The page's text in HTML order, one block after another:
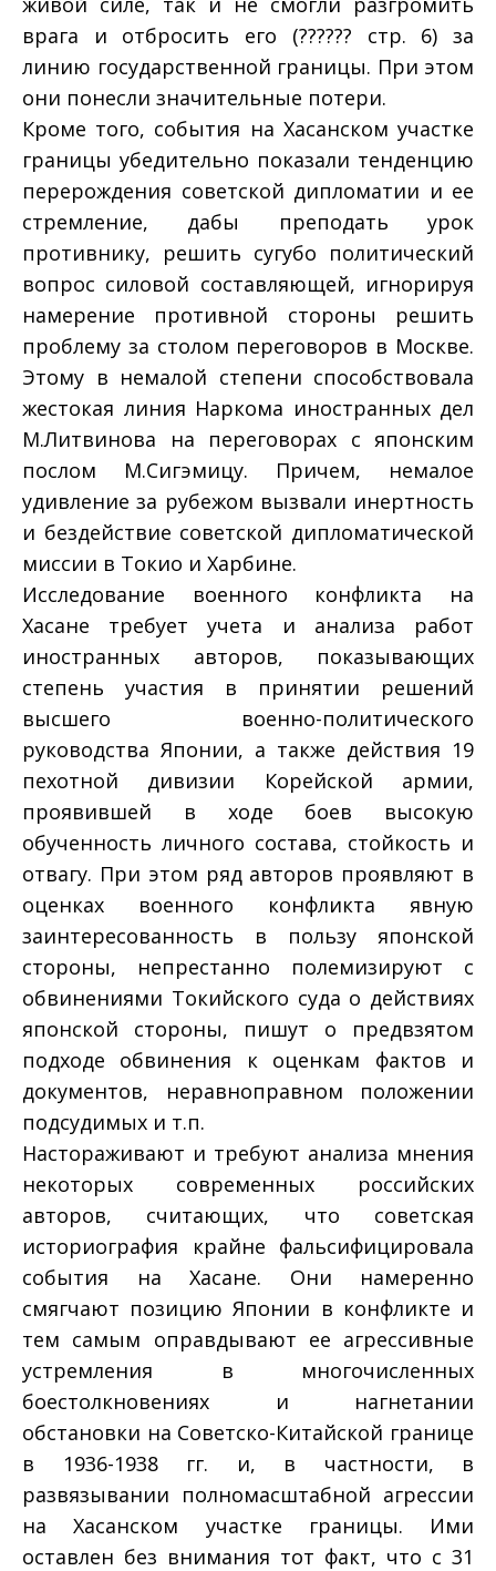
врага и отбросить его (?????? стр. 6) за
линию государственной границы. При этом
они понесли значительные потери.
Кроме того, события на Хасанском участке
границы убедительно показали тенденцию
перерождения советской дипломатии и ее
стремление, дабы преподать урок
противнику, решить сугубо политический
вопрос силовой составляющей, игнорируя
намерение противной стороны решить
проблему за столом переговоров в Москве.
Этому в немалой степени способствовала
жестокая линия Наркома иностранных дел
М.Литвинова на переговорах с японским
послом М.Сигэмицу. Причем, немалое
удивление за рубежом вызвали инертность
и бездействие советской дипломатической
миссии в Токио и Харбине.
Исследование военного конфликта на
Хасане требует учета и анализа работ
иностранных авторов, показывающих
степень участия в принятии решений
высшего военно-политического
руководства Японии, а также действия 19
пехотной дивизии Корейской армии,
проявившей в ходе боев высокую
обученность личного состава, стойкость и
отвагу. При этом ряд авторов проявляют в
оценках военного конфликта явную
заинтересованность в пользу японской
стороны, непрестанно полемизируют с
обвинениями Токийского суда о действиях
японской стороны, пишут о предвзятом
подходе обвинения к оценкам фактов и
документов, неравноправном положении
подсудимых и т.п.
Настораживают и требуют анализа мнения
некоторых современных российских
авторов, считающих, что советская
историография крайне фальсифицировала
события на Хасане. Они намеренно
смягчают позицию Японии в конфликте и
тем самым оправдывают ее агрессивные
устремления в многочисленных
боестолкновениях и нагнетании
обстановки на Советско-Китайской границе
в 1936-1938 гг. и, в частности, в
развязывании полномасштабной агрессии
на Хасанском участке границы. Ими
оставлен без внимания тот факт, что с 31